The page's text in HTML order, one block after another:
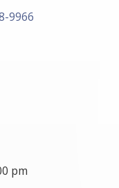
9966
pm